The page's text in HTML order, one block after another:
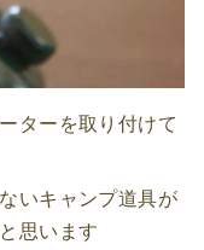
ターを取り付けて
いキャンプ道具が
思います